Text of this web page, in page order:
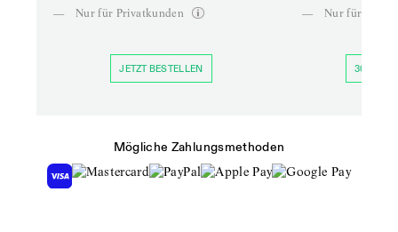
—
Nur für Privatkunden
JETZT BESTELLEN
—
Nur für
30 TAGE
Mögliche Zahlungsmethoden